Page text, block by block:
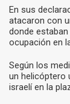
En sus
atacaron con
donde
ocupación en
Según los
un helicóptero
israelí en la